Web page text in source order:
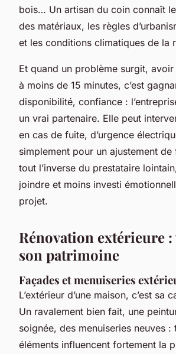
bois… Un artisan du coin connaît
des matériaux, les règles
et les conditions climatiques de la
Et quand un problème surgit,
à moins de 15 minutes, c’est
disponibilité, confiance :
un vrai partenaire. Elle peut
en cas de fuite, d’urgence
simplement pour un ajustement de
tout l’inverse du prestataire
joindre et moins investi
projet.
Rénovation extérieure
son patrimoine
Façades et menuiseries
L’extérieur d’une maison, c’est sa
Un ravalement bien fait, une
soignée, des menuiseries neuves :
éléments influencent fortement la